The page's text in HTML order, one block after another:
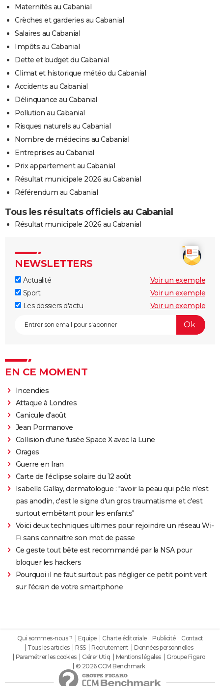
Maternités au Cabanial
Crèches et garderies au Cabanial
Salaires au Cabanial
Impôts au Cabanial
Dette et budget du Cabanial
Climat et historique météo du Cabanial
Accidents au Cabanial
Délinquance au Cabanial
Pollution au Cabanial
Risques naturels au Cabanial
Nombre de médecins au Cabanial
Entreprises au Cabanial
Prix appartement au Cabanial
Résultat municipale 2026 au Cabanial
Référendum au Cabanial
Tous les résultats officiels au Cabanial
Résultat municipale 2026 au Cabanial
NEWSLETTERS
Actualité
Voir un exemple
Sport
Voir un exemple
Les dossiers d'actu
Voir un exemple
EN CE MOMENT
Incendies
Attaque à Londres
Canicule d'août
Jean Pormanove
Collision d'une fusée Space X avec la Lune
Orages
Guerre en Iran
Carte de l'éclipse solaire du 12 août
Isabelle Gallay, dermatologue : "avoir la peau qui pèle n'est
pas anodin, c'est le signe d'un gros traumatisme et c'est
surtout embêtant pour les enfants"
Voici deux techniques ultimes pour rejoindre un réseau Wi-
Fi sans connaitre son mot de passe
Ce geste tout bête est recommandé par la NSA pour
bloquer les hackers
Pourquoi il ne faut surtout pas négliger ce petit point vert
sur l'écran de votre smartphone
Qui sommes-nous ? Equipe Charte éditoriale Publicité
Contact
Tous les articles
RSS Recrutement
Données personnelles
Paramétrer les cookies
Gérer Utiq Mentions légales
Groupe Figaro
© 2026 CCM Benchmark